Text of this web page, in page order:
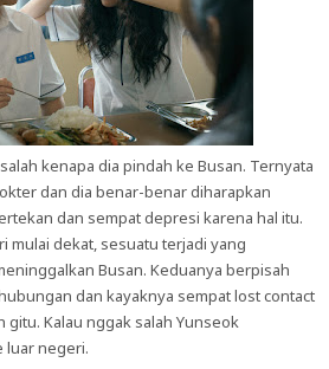
kenapa dia pindah ke Busan. Ternyata
dan dia benar-benar diharapkan
dan sempat depresi karena hal itu.
mulai dekat, sesuatu terjadi yang
Busan. Keduanya berpisah
dan kayaknya sempat lost contact
gitu. Kalau nggak salah Yunseok
luar negeri.